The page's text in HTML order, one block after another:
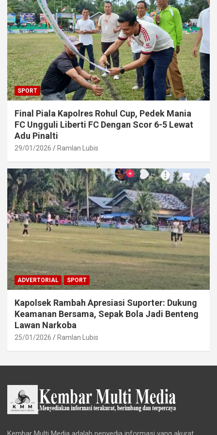
SPORT
Final Piala Kapolres Rohul Cup, Pedek Mania
FC Ungguli Liberti FC Dengan Scor 6-5 Lewat
Adu Pinalti
29/01/2026 Ramlan Lubis
ADVERTORIAL SPORT
Kapolsek Rambah Apresiasi Suporter: Dukung
Keamanan Bersama, Sepak Bola Jadi Benteng
Lawan Narkoba
25/01/2026 Ramlan Lubis